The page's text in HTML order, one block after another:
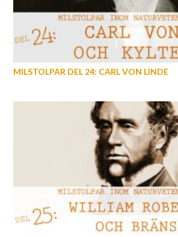
MILSTOLPAR DEL 24: CARL VON LINDE